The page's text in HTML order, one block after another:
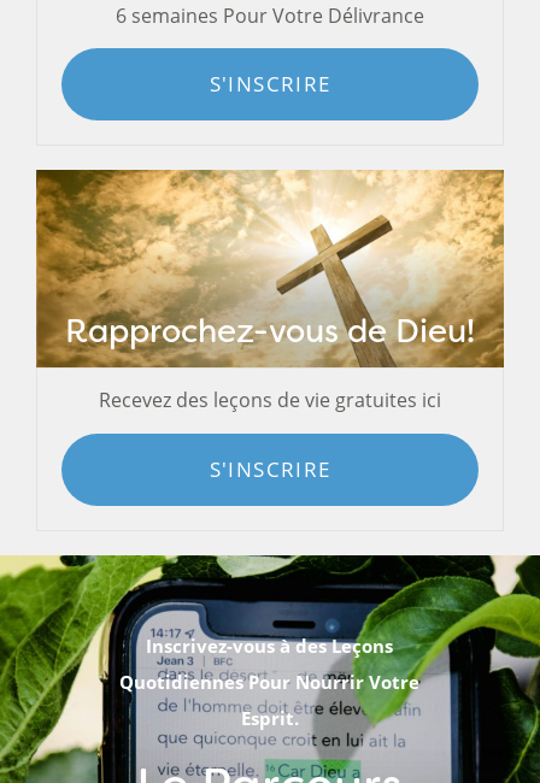
6 semaines Pour Votre Délivrance
S'INSCRIRE
Rapprochez-vous de Dieu!
Recevez des leçons de vie gratuites ici
S'INSCRIRE
Inscrivez-vous à des Leçons
Quotidiennes Pour Nourrir Votre
Esprit.